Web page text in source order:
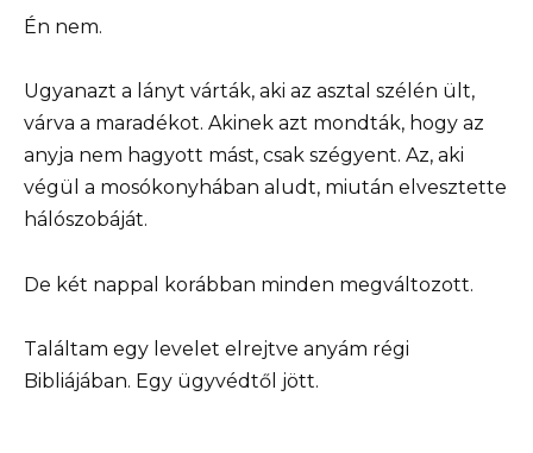
Én nem.
Ugyanazt a lányt várták, aki az asztal szélén ült,
várva a maradékot. Akinek azt mondták, hogy az
anyja nem hagyott mást, csak szégyent. Az, aki
végül a mosókonyhában aludt, miután elvesztette
hálószobáját.
De két nappal korábban minden megváltozott.
Találtam egy levelet elrejtve anyám régi
Bibliájában. Egy ügyvédtől jött.